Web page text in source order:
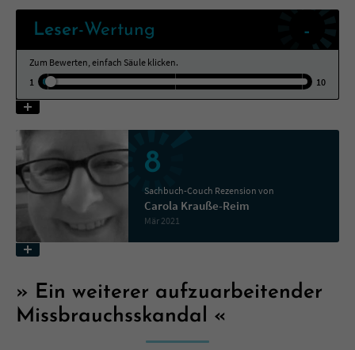
Leser-Wertung -
Zum Bewerten, einfach Säule klicken.
1
10
8
Sachbuch-Couch Rezension von
Carola Krauße-Reim
Mär 2021
Ein weiterer aufzuarbeitender
Missbrauchsskandal
Name tx_pwcomments_ahash
Anbieter Literatur-Couch Medien GmbH & Co. KG
Laufzeit
Cookie für Kommentare einzelner Buchtitel
Name fe_typo_user
Anbieter
Dieses Cookie gewährleistet die
Kommunikation der Webseite mit dem
Benutzer. Es wird benötigt um z. B. den